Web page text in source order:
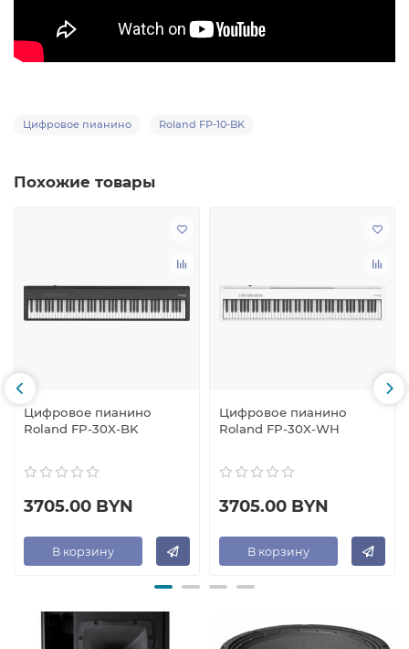
Цифровое пианино Roland FP-10-BK
Похожие товары
Цифровое пианино
Roland FP-30X-BK
3705.00 BYN
В корзину
Цифровое пианино
Roland FP-30X-WH
3705.00 BYN
В корзину